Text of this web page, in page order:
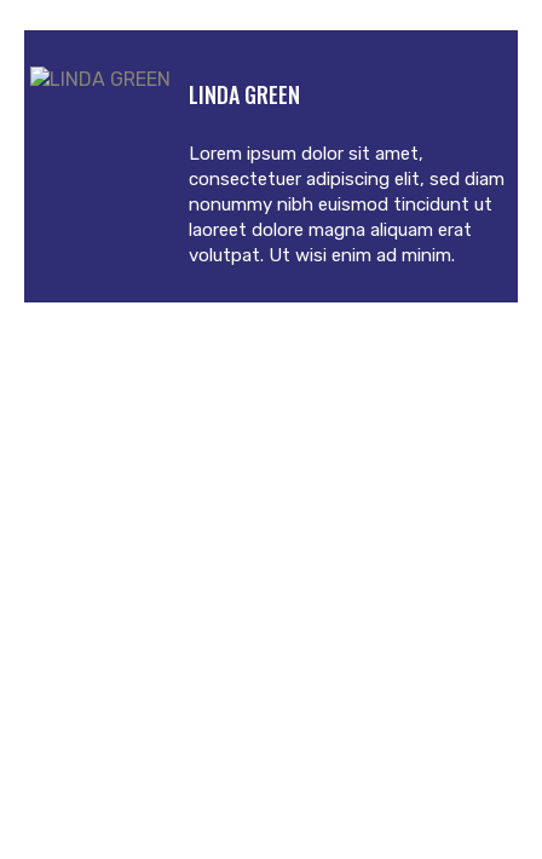
LINDA GREEN
Lorem ipsum dolor sit amet,
consectetuer adipiscing elit, sed diam
nonummy nibh euismod tincidunt ut
laoreet dolore magna aliquam erat
volutpat. Ut wisi enim ad minim.